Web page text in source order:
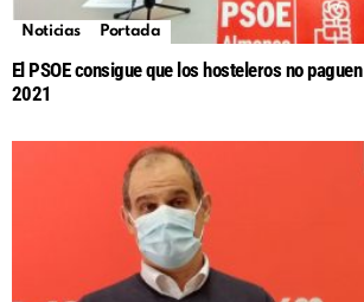
Noticias Portada
El PSOE consigue que los hosteleros no
2021